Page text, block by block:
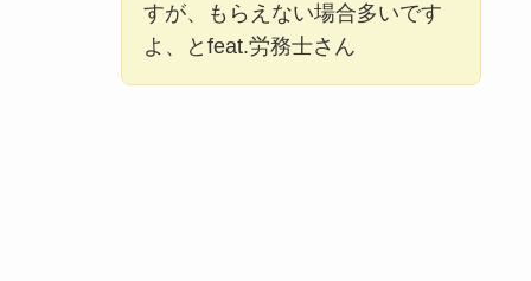
すが、もらえない場合多いです
よ、とfeat.労務士さん